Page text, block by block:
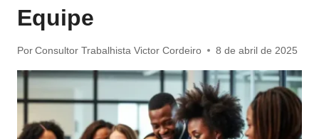
Equipe
Por Consultor Trabalhista Victor Cordeiro 8 de abril de 2025